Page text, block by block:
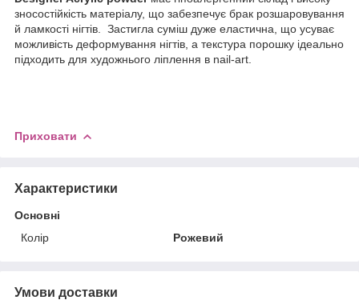
зносостійкість матеріалу, що забезпечує брак розшаровування
й ламкості нігтів. Застигла суміш дуже еластична, що усуває
можливість деформування нігтів, а текстура порошку ідеально
підходить для художнього ліплення в nail-art.
Приховати
Характеристики
Основні
Колір
Рожевий
Умови доставки